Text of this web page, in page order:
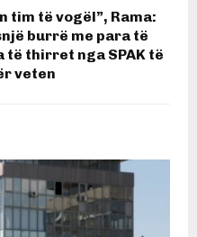
tim të vogël”, Rama:
burrë me para të
të thirret nga SPAK të
veten